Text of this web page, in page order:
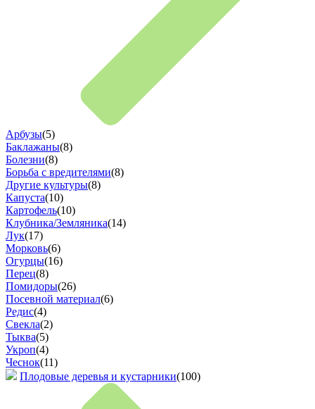
Арбузы(5)
Баклажаны(8)
Болезни(8)
Борьба с вредителями(8)
Другие культуры(8)
Капуста(10)
Картофель(10)
Клубника/Земляника(14)
Лук(17)
Морковь(6)
Огурцы(16)
Перец(8)
Помидоры(26)
Посевной материал(6)
Редис(4)
Свекла(2)
Тыква(5)
Укроп(4)
Чеснок(11)
Плодовые деревья и кустарники(100)